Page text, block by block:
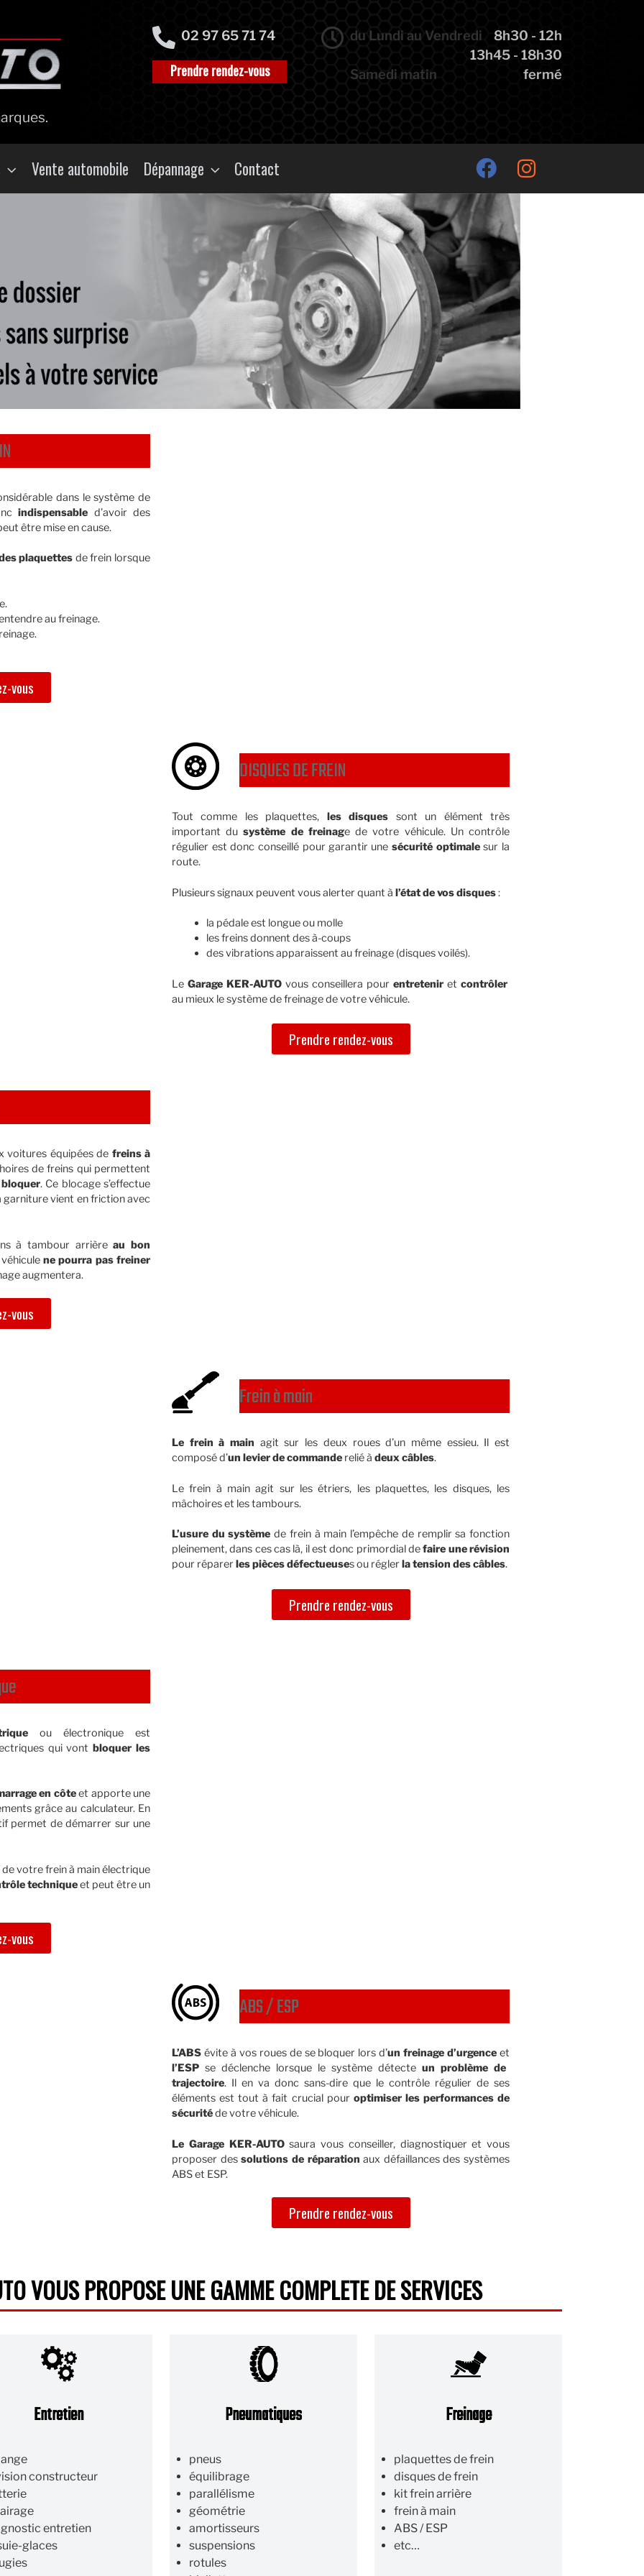
02 97 65 71 74
Prendre rendez-vous
du Lundi au Vendredi
8h30 - 12h
13h45 - 18h30
Samedi matin
fermé
Vente automobile Dépannage Contact
dans le système de
indispensable d’avoir des
être mise en cause.
plaquettes de frein lorsque
au freinage.
vous
DISQUES DE FREIN
Tout comme les plaquettes, les disques sont un élément très
important dusystème de freinage de votre véhicule. Un contrôle
régulier est donc conseillé pour garantir une sécurité optimalesur la
route.
Plusieurs signaux peuvent vous alerter quant à l’état de vos disques:
la pédale est longue ou molle
les freins donnent des à-coups
des vibrations apparaissent au freinage (disques voilés).
Le Garage KER-AUTO vous conseillera pour entretenir et contrôler
au mieux le système de freinage de votre véhicule.
Prendre rendez-vous
voitures équipées de freins à
de freins qui permettent
bloquer. Ce blocage s’effectue
garniture vient en friction avec
à tambour arrièreau bon
véhiculene pourra pas freiner
augmentera.
vous
Frein à main
Le frein à main agit sur les deux roues d’un même essieu. Il est
composé d’un levier de commande relié à deux câbles.
Le frein à main agit sur les étriers, les plaquettes, les disques, les
mâchoires et les tambours.
L’usure du système de frein à main l’empêche de remplir sa fonction
pleinement, dans ces cas là, il est donc primordial defaire une révision
pour réparer les pièces défectueuses ou régler la tension des câbles.
Prendre rendez-vous
ou électronique est
qui vontbloquer les
en côteet apporte une
grâce au calculateur. En
permet de démarrer sur une
de votre frein à main électrique
techniqueet peut être un
vous
ABS / ESP
L’ABS évite à vos roues de se bloquer lors d’un freinage d’urgence et
l’ESP se déclenche lorsque le système détecte un problème de
trajectoire. Il en va donc sans-dire que le contrôle régulier de ses
éléments est tout à fait crucial pour optimiser les performances de
sécuritéde votre véhicule.
Le Garage KER-AUTOsaura vous conseiller, diagnostiquer et vous
proposer dessolutions de réparation aux défaillances des systèmes
ABS et ESP.
Prendre rendez-vous
VOUS PROPOSE UNE GAMME COMPLETE DE SERVICES
Entretien
constructeur
entretien
glaces
Pneumatiques
pneus
équilibrage
parallélisme
géométrie
amortisseurs
suspensions
rotules
Freinage
plaquettes de frein
disques de frein
kit frein arrière
frein à main
ABS / ESP
etc…